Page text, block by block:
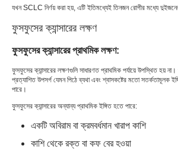
যখন SCLC নির্ণয় করা হয়, এটি ইতিমধ্যেই তিনজন রোগীর মধ্যে
ফুসফুসের ক্যান্সারের লক্ষণ
ফুসফুসের ক্যান্সারের প্রাথমিক লক্ষণ:
ফুসফুসের ক্যান্সারের লক্ষণগুলি সাধারণত প্রাথমিক পর্যায়ে উপস্থিত হয়
প্রত্যাশিত উপসর্গ যেমন পিঠে ব্যথা এবং শ্বাসকষ্টের মতো সতর্কতামূলক
পারে।
ফুসফুসের ক্যান্সারের অন্যান্য প্রাথমিক ইঙ্গিত হতে পারে:
একটি অবিরাম বা ক্রমবর্ধমান খারাপ কাশি
কাশি থেকে রক্ত ​​বা কফ বের হওয়া